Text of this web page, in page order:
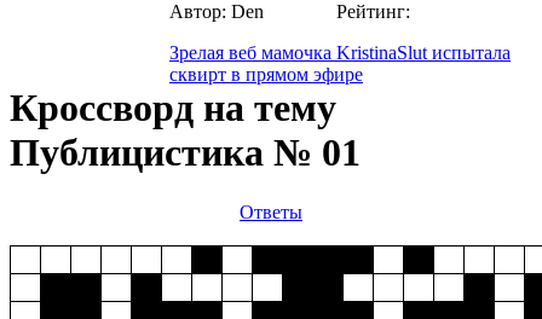
Автор: Den Рейтинг:
Зрелая веб мамочка KristinaSlut испытала
сквирт в прямом эфире
Кроссворд на тему
Публицистика № 01
Ответы